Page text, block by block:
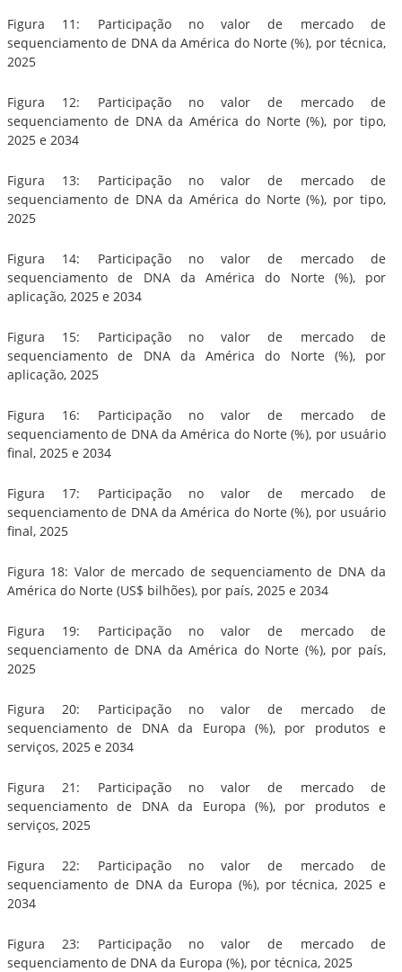
Figura 11: Participação no valor de mercado de
sequenciamento de DNA da América do Norte (%), por técnica,
2025
Figura 12: Participação no valor de mercado de
sequenciamento de DNA da América do Norte (%), por tipo,
2025 e 2034
Figura 13: Participação no valor de mercado de
sequenciamento de DNA da América do Norte (%), por tipo,
2025
Figura 14: Participação no valor de mercado de
sequenciamento de DNA da América do Norte (%), por
aplicação, 2025 e 2034
Figura 15: Participação no valor de mercado de
sequenciamento de DNA da América do Norte (%), por
aplicação, 2025
Figura 16: Participação no valor de mercado de
sequenciamento de DNA da América do Norte (%), por usuário
final, 2025 e 2034
Figura 17: Participação no valor de mercado de
sequenciamento de DNA da América do Norte (%), por usuário
final, 2025
Figura 18: Valor de mercado de sequenciamento de DNA da
América do Norte (US$ bilhões), por país, 2025 e 2034
Figura 19: Participação no valor de mercado de
sequenciamento de DNA da América do Norte (%), por país,
2025
Figura 20: Participação no valor de mercado de
sequenciamento de DNA da Europa (%), por produtos e
serviços, 2025 e 2034
Figura 21: Participação no valor de mercado de
sequenciamento de DNA da Europa (%), por produtos e
serviços, 2025
Figura 22: Participação no valor de mercado de
sequenciamento de DNA da Europa (%), por técnica, 2025 e
2034
Figura 23: Participação no valor de mercado de
sequenciamento de DNA da Europa (%), por técnica, 2025